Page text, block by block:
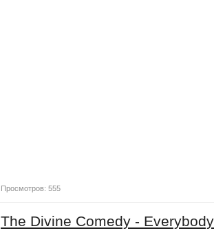
Просмотров: 555
The Divine Comedy -